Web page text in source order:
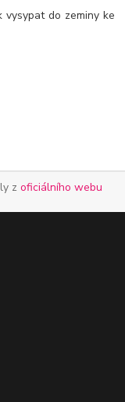
do zeminy ke
z oficiálního webu